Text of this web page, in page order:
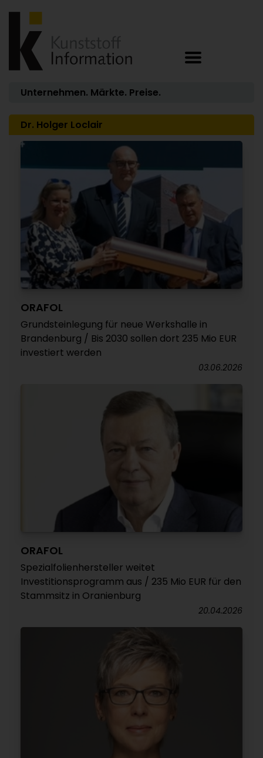
Unternehmen. Märkte. Preise.
Dr. Holger Loclair
ORAFOL
Grundsteinlegung für neue Werkshalle in
Brandenburg / Bis 2030 sollen dort 235 Mio EUR
investiert werden
03.06.2026
ORAFOL
Spezialfolienhersteller weitet
Investitionsprogramm aus / 235 Mio EUR für den
Stammsitz in Oranienburg
20.04.2026